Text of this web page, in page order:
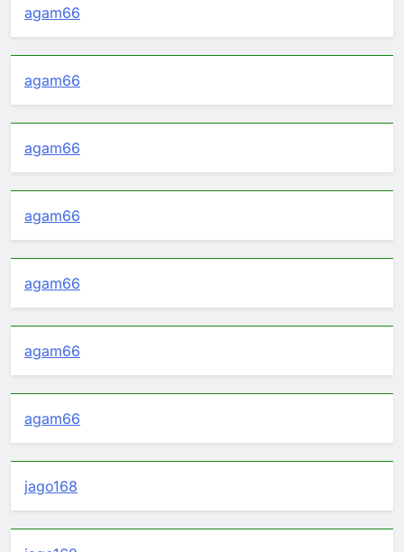
agam66
agam66
agam66
agam66
agam66
agam66
agam66
jago168